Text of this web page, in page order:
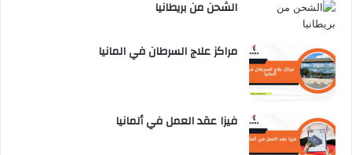
الشحن من بريطانيا
مراكز علاج السرطان في المانيا
فيزا عقد العمل في ألمانيا